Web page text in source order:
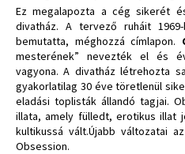
Ez megalapozta a cég sikerét
divatház. A tervező ruháit
bemutatta, méghozzá címlapon.
mesterének” nevezték el és
vagyona. A divatház létrehozta
gyakorlatilag 30 éve töretlenül
eladási toplisták állandó tagjai.
illata, amely fülledt, erotikus illat
kultikussá vált.Újabb változatai
Obsession.